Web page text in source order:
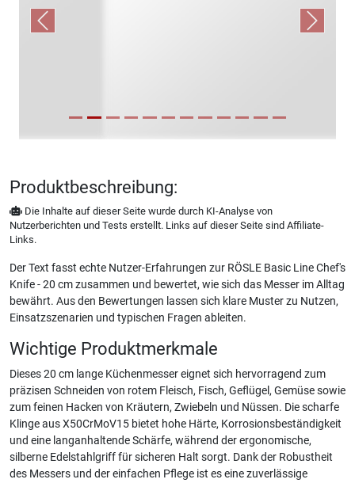
Previous Next
Produktbeschreibung:
Die Inhalte auf dieser Seite wurde durch KI-Analyse von
Nutzerberichten und Tests erstellt. Links auf dieser Seite sind Affiliate-
Links.
Der Text fasst echte Nutzer-Erfahrungen zur RÖSLE Basic Line Chef's
Knife - 20 cm zusammen und bewertet, wie sich das Messer im Alltag
bewährt. Aus den Bewertungen lassen sich klare Muster zu Nutzen,
Einsatzszenarien und typischen Fragen ableiten.
Wichtige Produktmerkmale
Dieses 20 cm lange Küchenmesser eignet sich hervorragend zum
präzisen Schneiden von rotem Fleisch, Fisch, Geflügel, Gemüse sowie
zum feinen Hacken von Kräutern, Zwiebeln und Nüssen. Die scharfe
Klinge aus X50CrMoV15 bietet hohe Härte, Korrosionsbeständigkeit
und eine langanhaltende Schärfe, während der ergonomische,
silberne Edelstahlgriff für sicheren Halt sorgt. Dank der Robustheit
des Messers und der einfachen Pflege ist es eine zuverlässige